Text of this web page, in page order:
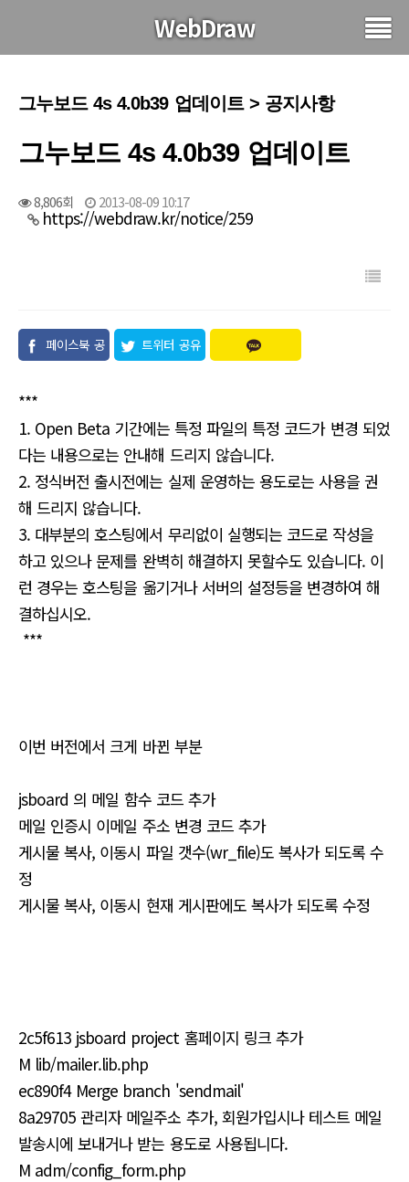
WebDraw
그누보드 4s 4.0b39 업데이트 > 공지사항
그누보드 4s 4.0b39 업데이트
8,806회 2013-08-09 10:17
https://webdraw.kr/notice/259
페이스북 공
트위터 공유
***
1. Open Beta 기간에는 특정 파일의 특정 코드가 변경 되었
다는 내용으로는 안내해 드리지 않습니다.
2. 정식버전 출시전에는 실제 운영하는 용도로는 사용을 권
해 드리지 않습니다.
3. 대부분의 호스팅에서 무리없이 실행되는 코드로 작성을
하고 있으나 문제를 완벽히 해결하지 못할수도 있습니다. 이
런 경우는 호스팅을 옮기거나 서버의 설정등을 변경하여 해
결하십시오.
***
이번 버전에서 크게 바뀐 부분
jsboard 의 메일 함수 코드 추가
메일 인증시 이메일 주소 변경 코드 추가
게시물 복사, 이동시 파일 갯수(wr_file)도 복사가 되도록 수
정
게시물 복사, 이동시 현재 게시판에도 복사가 되도록 수정
2c5f613 jsboard project 홈페이지 링크 추가
M lib/mailer.lib.php
ec890f4 Merge branch 'sendmail'
8a29705 관리자 메일주소 추가, 회원가입시나 테스트 메일
발송시에 보내거나 받는 용도로 사용됩니다.
M adm/config_form.php